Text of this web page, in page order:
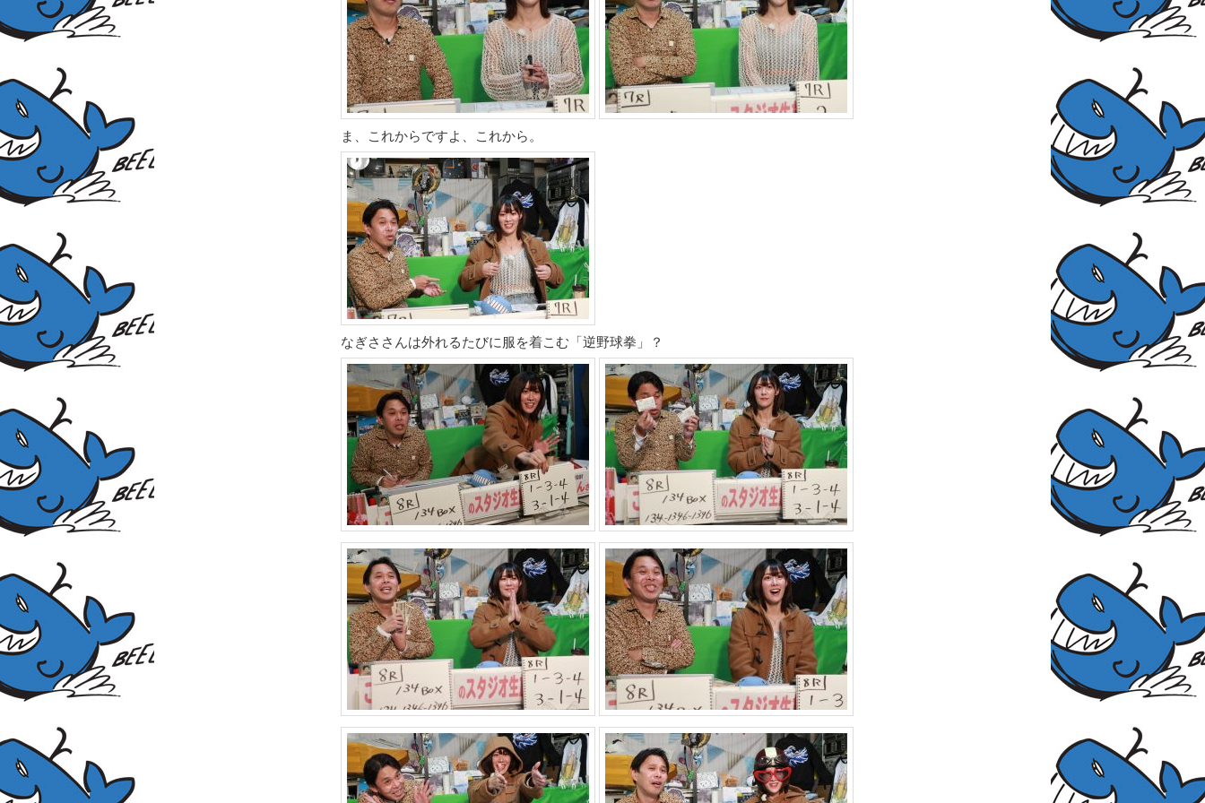
ま、これからですよ、これから。
なぎささんは外れるたびに服を着こむ「逆野球拳」？